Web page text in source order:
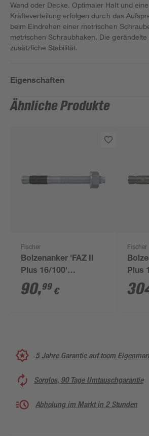
Wand oder Decke. Optimaler Halt und
Kräfteverteilung erfolgen durch das
beim Eindrehen einer metrischen
metrischen Schraubhaken. Die
zusätzliche Stabilität.
Eigenschaften
Ähnliche Produkte
Fischer
Bolzenanker 'FAZ II
Plus 16/100'
galvanisch verzinkt,
10 Stück
90,99 €
Fischer
Plus
Stück
5 Jahre Garantie auf toom
Sorglos, 90 Tage Umtauschgarantie
Abholung im Markt in 2 Stunden